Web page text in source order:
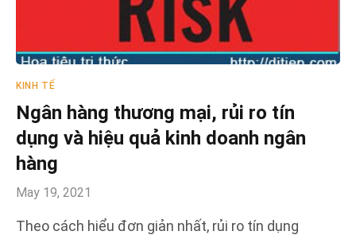
KINH TẾ
Ngân hàng thương mại, rủi ro tín
dụng và hiệu quả kinh doanh ngân
hàng
May 19, 2021
Theo cách hiểu đơn giản nhất, rủi ro tín dụng